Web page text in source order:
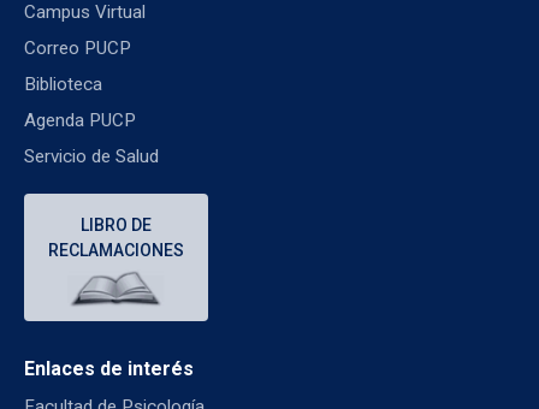
Campus Virtual
Correo PUCP
Biblioteca
Agenda PUCP
Servicio de Salud
LIBRO DE
RECLAMACIONES
Enlaces de interés